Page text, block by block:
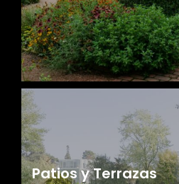
Patios y Terrazas